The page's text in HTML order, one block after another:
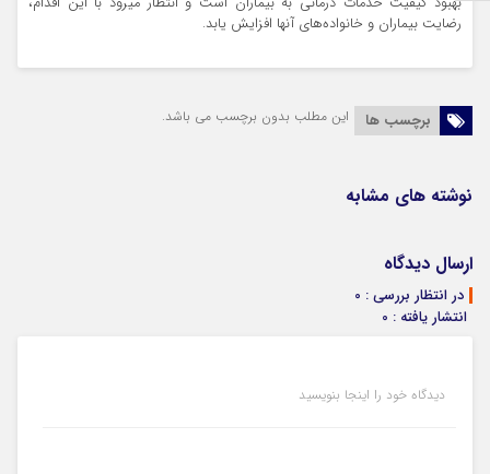
رضایت بیماران و خانواده‌های آنها افزایش یابد.
برچسب ها این مطلب بدون برچسب می باشد.
نوشته های مشابه
ارسال دیدگاه
در انتظار بررسی : 0
انتشار یافته : 0
دیدگاه خود را اینجا بنویسید